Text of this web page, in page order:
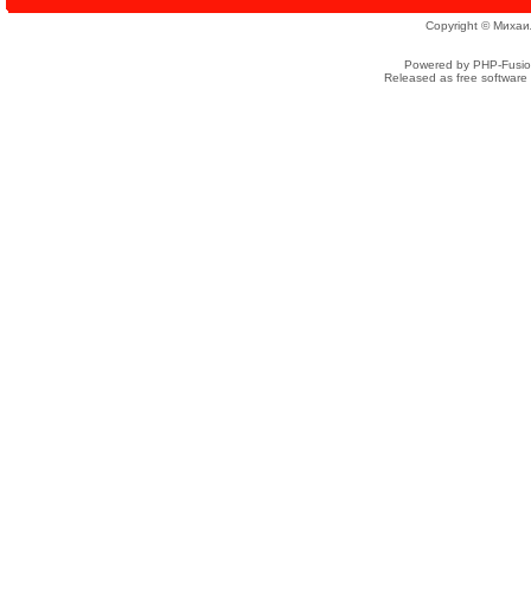
Copyright ©
Powered by PHP-
Released as free